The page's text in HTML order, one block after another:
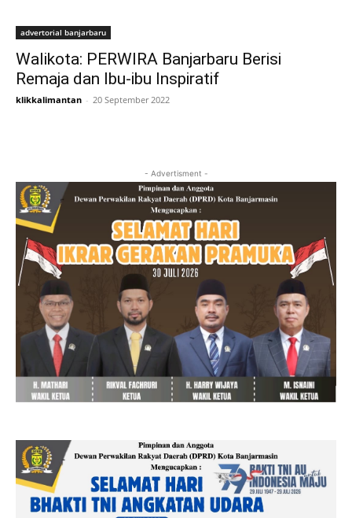
advertorial banjarbaru
Walikota: PERWIRA Banjarbaru Berisi
Remaja dan Ibu-ibu Inspiratif
klikkalimantan - 20 September 2022
- Advertisment -